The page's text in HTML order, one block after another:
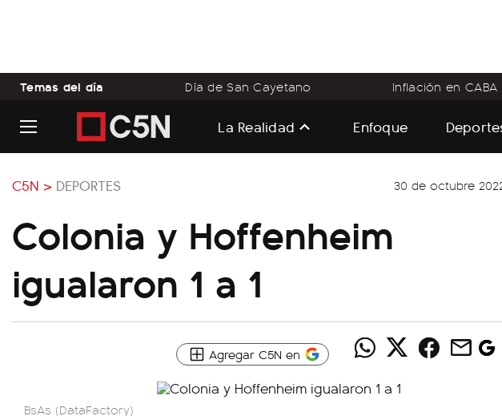
Temas del día Día de San Cayetano Inflación en CABA
La Realidad Enfoque
C5N > DEPORTES 30 de octubre
Colonia y Hoffenheim
igualaron 1 a 1
Agregar C5N en
BsAs (DataFactory)